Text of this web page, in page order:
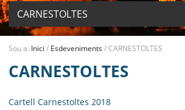
CARNESTOLTES
MUNICIPI
Sou a: Inici / Esdeveniments/CARNESTOLTES
CARNESTOLTES
Cartell Carnestoltes 2018